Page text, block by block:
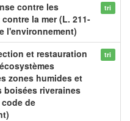
contre les
la mer (L. 211-
l'environnement)
tri
et restauration
zones humides et
boisées riveraines
code de
tri